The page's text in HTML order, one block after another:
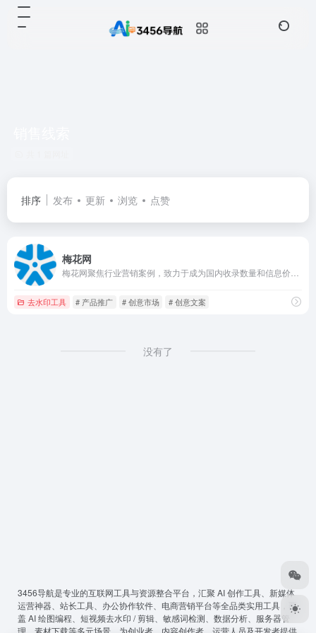
排序 发布 更新 浏览 点赞
梅花网
去水印工具 # 产品推广 # 创意市场 # 创意文案
没有了
3456导航是专业的互联网工具与资源整合平台，汇聚 AI 创作工具、新媒体
运营神器、站长工具、办公协作软件、电商营销平台等全品类实用工具，覆
盖 AI 绘图编程、短视频去水印 / 剪辑、敏感词检测、数据分析、服务器管
理、素材下载等多元场景，为创业者、内容创作者、运营人员及开发者提供